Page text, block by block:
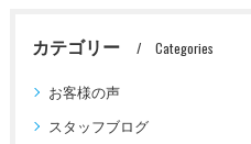
カテゴリー Categories
お客様の声
スタッフブログ